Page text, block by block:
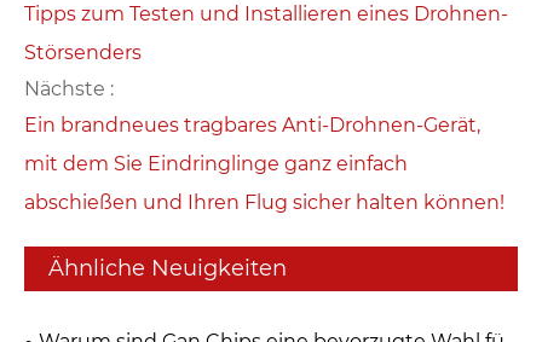
Tipps zum Testen und Installieren eines Drohnen-
Störsenders
Nächste :
Ein brandneues tragbares Anti-Drohnen-Gerät,
mit dem Sie Eindringlinge ganz einfach
abschießen und Ihren Flug sicher halten können!
Ähnliche Neuigkeiten